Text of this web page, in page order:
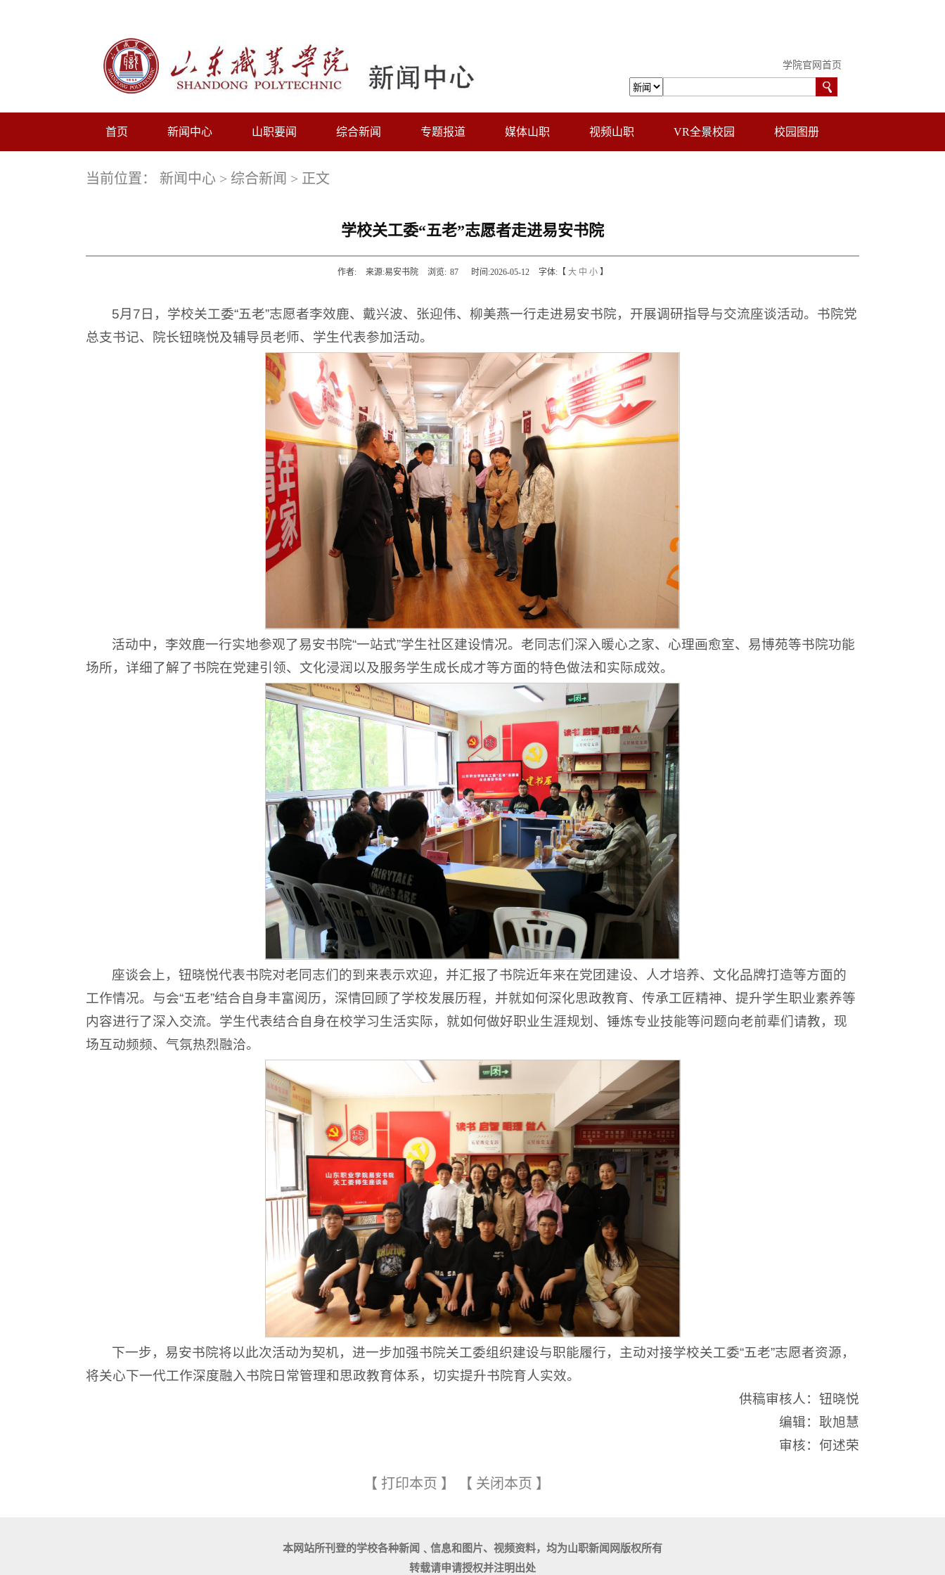
学院官网首页
首页 新闻中心 山职要闻 综合新闻 专题报道 媒体山职 视频山职 VR全景校园 校园图册
当前位置： 新闻中心 > 综合新闻 > 正文
学校关工委“五老”志愿者走进易安书院
作者: 来源:易安书院 浏览: 87 时间:2026-05-12 字体:【 大 中 小】
5月7日，学校关工委“五老”志愿者李效鹿、戴兴波、张迎伟、柳美燕一行走进易安书院，开展调研指导与交流座谈活动。书院党
总支书记、院长钮晓悦及辅导员老师、学生代表参加活动。
活动中，李效鹿一行实地参观了易安书院“一站式”学生社区建设情况。老同志们深入暖心之家、心理画愈室、易博苑等书院功能
场所，详细了解了书院在党建引领、文化浸润以及服务学生成长成才等方面的特色做法和实际成效。
座谈会上，钮晓悦代表书院对老同志们的到来表示欢迎，并汇报了书院近年来在党团建设、人才培养、文化品牌打造等方面的
工作情况。与会“五老”结合自身丰富阅历，深情回顾了学校发展历程，并就如何深化思政教育、传承工匠精神、提升学生职业素养等
内容进行了深入交流。学生代表结合自身在校学习生活实际，就如何做好职业生涯规划、锤炼专业技能等问题向老前辈们请教，现
场互动频频、气氛热烈融洽。
下一步，易安书院将以此次活动为契机，进一步加强书院关工委组织建设与职能履行，主动对接学校关工委“五老”志愿者资源，
将关心下一代工作深度融入书院日常管理和思政教育体系，切实提升书院育人实效。
供稿审核人：钮晓悦
编辑：耿旭慧
审核：何述荣
【 打印本页 】 【 关闭本页 】
本网站所刊登的学校各种新闻﹑信息和图片、视频资料，均为山职新闻网版权所有
转载请申请授权并注明出处